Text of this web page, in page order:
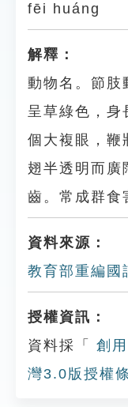
fēi huáng
解釋：
動物名。節肢
呈草綠色，身
個大複眼，鞭
翅半透明而廣
齒。常成群食
資料來源：
教育部重編國
授權資訊：
資料採「
創
灣3.0版授權